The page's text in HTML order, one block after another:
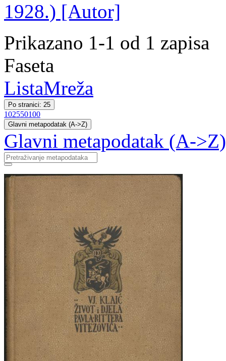
1928.) [Autor]
Prikazano 1-1 od 1 zapisa
Faseta
ListaMreža
Po stranici: 25
102550100
Glavni metapodatak (A->Z)
Glavni metapodatak (A->Z)